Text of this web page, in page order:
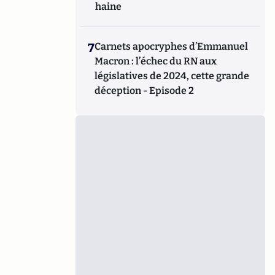
haine
7Carnets apocryphes d’Emmanuel
Macron : l’échec du RN aux
législatives de 2024, cette grande
déception - Episode 2